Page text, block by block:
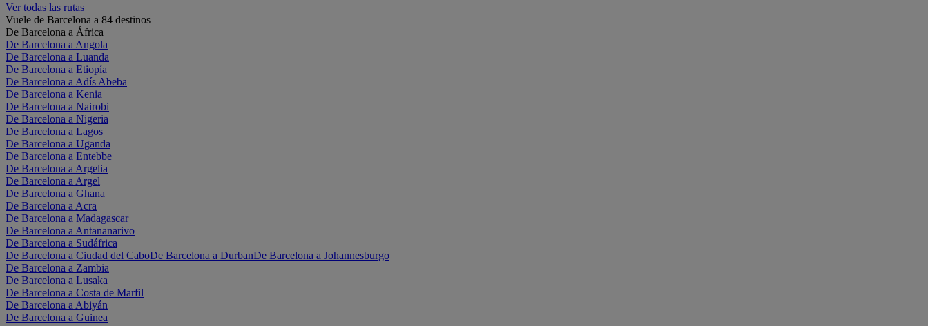
Ver todas las rutas
Vuele de Barcelona a 84 destinos
De Barcelona a África
De Barcelona a Angola
De Barcelona a Luanda
De Barcelona a Etiopía
De Barcelona a Adís Abeba
De Barcelona a Kenia
De Barcelona a Nairobi
De Barcelona a Nigeria
De Barcelona a Lagos
De Barcelona a Uganda
De Barcelona a Entebbe
De Barcelona a Argelia
De Barcelona a Argel
De Barcelona a Ghana
De Barcelona a Acra
De Barcelona a Madagascar
De Barcelona a Antananarivo
De Barcelona a Sudáfrica
De Barcelona a Ciudad del CaboDe Barcelona a DurbanDe Barcelona a Johannesburgo
De Barcelona a Zambia
De Barcelona a Lusaka
De Barcelona a Costa de Marfil
De Barcelona a Abiyán
De Barcelona a Guinea